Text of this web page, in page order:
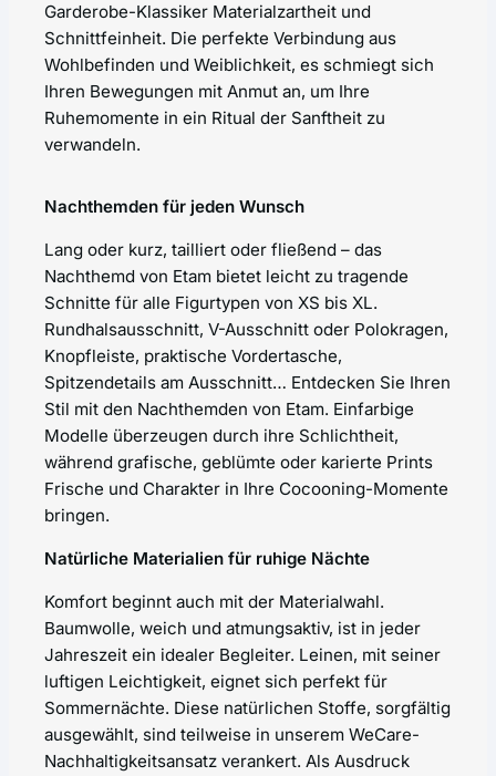
Garderobe-Klassiker Materialzartheit und
Schnittfeinheit. Die perfekte Verbindung aus
Wohlbefinden und Weiblichkeit, es schmiegt sich
Ihren Bewegungen mit Anmut an, um Ihre
Ruhemomente in ein Ritual der Sanftheit zu
verwandeln.
Nachthemden für jeden Wunsch
Lang oder kurz, tailliert oder fließend – das
Nachthemd von Etam bietet leicht zu tragende
Schnitte für alle Figurtypen von XS bis XL.
Rundhalsausschnitt, V-Ausschnitt oder Polokragen,
Knopfleiste, praktische Vordertasche,
Spitzendetails am Ausschnitt… Entdecken Sie Ihren
Stil mit den Nachthemden von Etam. Einfarbige
Modelle überzeugen durch ihre Schlichtheit,
während grafische, geblümte oder karierte Prints
Frische und Charakter in Ihre Cocooning-Momente
bringen.
Natürliche Materialien für ruhige Nächte
Komfort beginnt auch mit der Materialwahl.
Baumwolle, weich und atmungsaktiv, ist in jeder
Jahreszeit ein idealer Begleiter. Leinen, mit seiner
luftigen Leichtigkeit, eignet sich perfekt für
Sommernächte. Diese natürlichen Stoffe, sorgfältig
ausgewählt, sind teilweise in unserem WeCare-
Nachhaltigkeitsansatz verankert. Als Ausdruck